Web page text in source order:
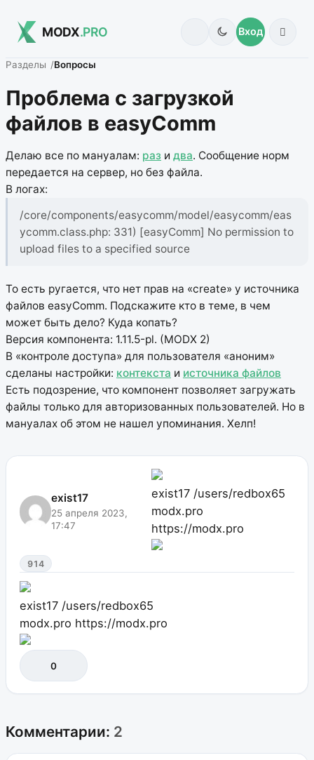
MODX.PRO Вход
Разделы Вопросы
Проблема с загрузкой
файлов в easyComm
Делаю все по мануалам: раз и два. Сообщение норм
передается на сервер, но без файла.
В логах:
/core/components/easycomm/model/easycomm/eas
ycomm.class.php: 331) [easyComm] No permission to
upload files to a specified source
То есть ругается, что нет прав на «create» у источника
файлов easyComm. Подскажите кто в теме, в чем
может быть дело? Куда копать?
Версия компонента: 1.11.5-pl. (MODX 2)
В «контроле доступа» для пользователя «аноним»
сделаны настройки: контекста и источника файлов
Есть подозрение, что компонент позволяет загружать
файлы только для авторизованных пользователей. Но в
мануалах об этом не нашел упоминания. Хелп!
exist17
25 апреля 2023,
17:47
exist17 /users/redbox65
modx.pro
https://modx.pro
914
exist17 /users/redbox65
modx.pro https://modx.pro
0
Комментарии: 2